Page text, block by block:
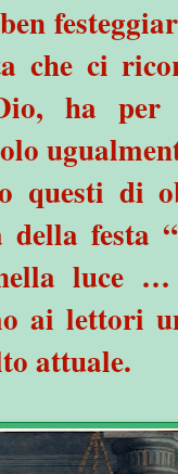
che ci
ha per
questi di
della festa
luce …
ai lettori
attuale.